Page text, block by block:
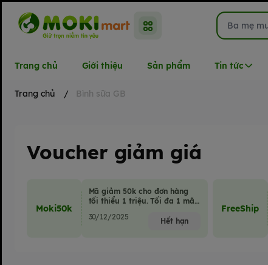
Trang chủ Giới thiệu Sản phẩm Tin tức
Trang chủ / Bình sữa GB
Voucher giảm giá
Moki50k
Mã giảm 50k cho đơn hàng
tối thiểu 1 triệu. Tối đa 1 mã
30/12/2025 Hết hạn
FreeShip